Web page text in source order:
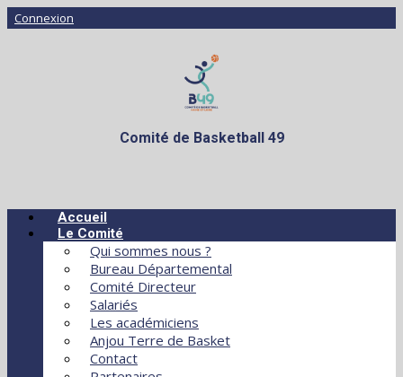
Connexion
Comité de Basketball 49
Accueil
Le Comité
Qui sommes nous ?
Bureau Départemental
Comité Directeur
Salariés
Les académiciens
Anjou Terre de Basket
Contact